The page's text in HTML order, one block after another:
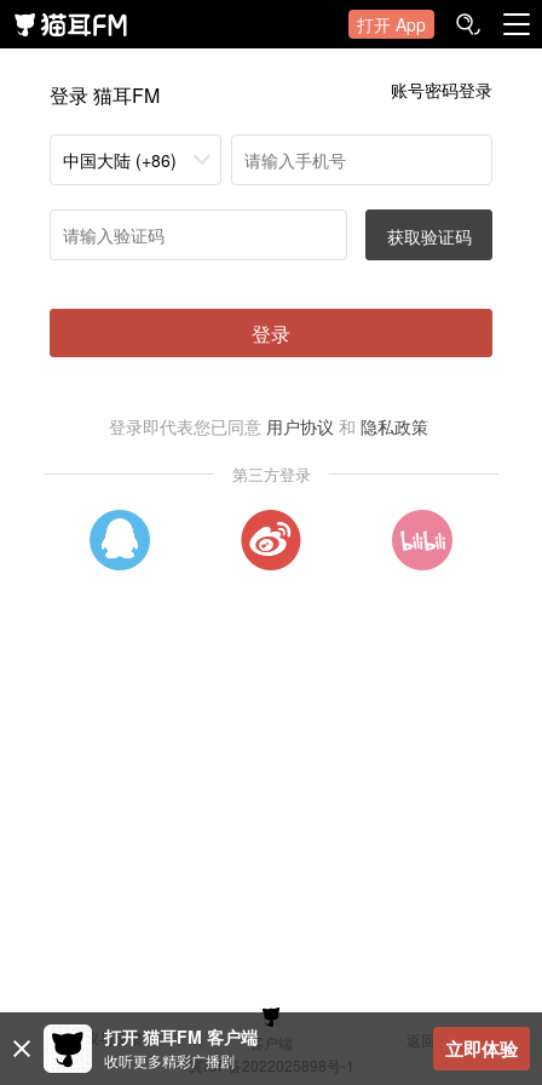
打开 App
登录 猫耳FM 账号密码登录
中国大陆 (+86)
获取验证码
登录
登录即代表您已同意 用户协议 和 隐私政策
第三方登录
建议与反馈 客户端
返回顶部
冀ICP备2022025898号-1
打开 猫耳FM 客户端
收听更多精彩广播剧 立即体验